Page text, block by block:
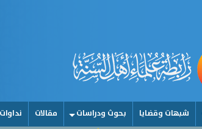
شبهات وقضايا بحوث ودراسات مقالات